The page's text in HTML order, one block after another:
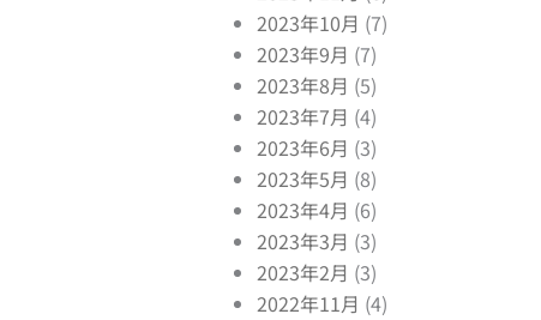
2023年10月 (7)
2023年9月 (7)
2023年8月 (5)
2023年7月 (4)
2023年6月 (3)
2023年5月 (8)
2023年4月 (6)
2023年3月 (3)
2023年2月 (3)
2022年11月 (4)